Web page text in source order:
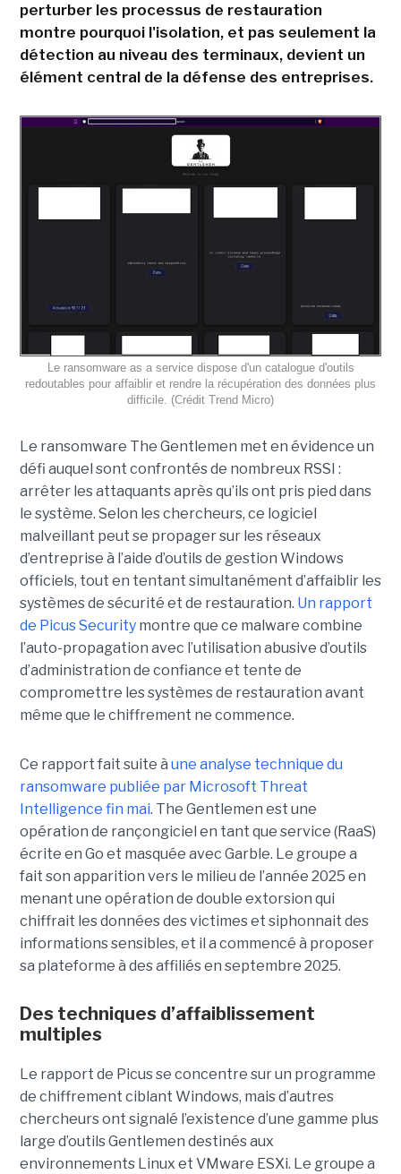
perturber les processus de restauration
montre pourquoi l'isolation, et pas seulement la
détection au niveau des terminaux, devient un
élément central de la défense des entreprises.
Le ransomware as a service dispose d'un catalogue d'outils
redoutables pour affaiblir et rendre la récupération des données plus
difficile. (Crédit Trend Micro)
Le ransomware The Gentlemen met en évidence un
défi auquel sont confrontés de nombreux RSSI :
arrêter les attaquants après qu’ils ont pris pied dans
le système. Selon les chercheurs, ce logiciel
malveillant peut se propager sur les réseaux
d’entreprise à l’aide d’outils de gestion Windows
officiels, tout en tentant simultanément d’affaiblir les
systèmes de sécurité et de restauration. Un rapport
de Picus Securitymontre que ce malware combine
l’auto-propagation avec l’utilisation abusive d’outils
d’administration de confiance et tente de
compromettre les systèmes de restauration avant
même que le chiffrement ne commence.
Ce rapport fait suite à une analyse technique du
ransomware publiée par Microsoft Threat
Intelligence fin mai. The Gentlemen est une
opération de rançongiciel en tant que service (RaaS)
écrite en Go et masquée avec Garble. Le groupe a
fait son apparition vers le milieu de l’année 2025 en
menant une opération de double extorsion qui
chiffrait les données des victimes et siphonnait des
informations sensibles, et il a commencé à proposer
sa plateforme à des affiliés en septembre 2025.
Des techniques d’affaiblissement
multiples
Le rapport de Picus se concentre sur un programme
de chiffrement ciblant Windows, mais d’autres
chercheurs ont signalé l’existence d’une gamme plus
large d’outils Gentlemen destinés aux
environnements Linux et VMware ESXi. Le groupe a